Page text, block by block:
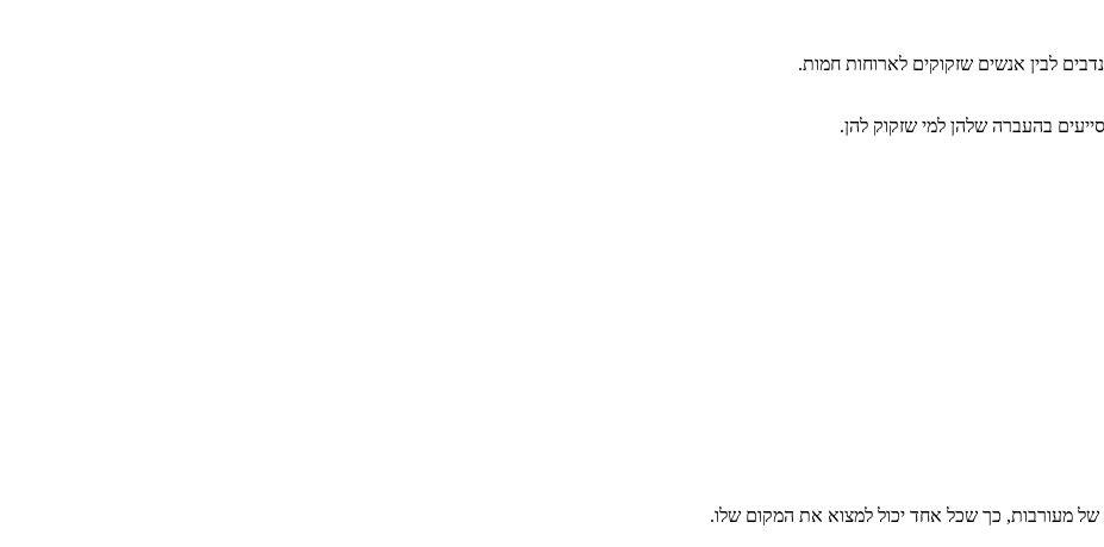
לבין אנשים שזקוקים לארוחות חמות.
בהעברה שלהן למי שזקוק להן.
של מעורבות, כך שכל אחד יכול למצוא את המקום שלו.